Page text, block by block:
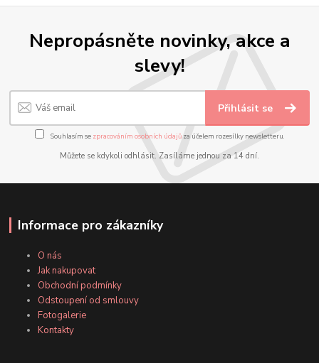
Nepropásněte novinky, akce a
slevy!
Přihlásit se
Souhlasím se zpracováním osobních údajůza účelem rozesílky newsletteru.
Můžete se kdykoli odhlásit. Zasíláme jednou za 14 dní.
Informace pro zákazníky
O nás
Jak nakupovat
Obchodní podmínky
Odstoupení od smlouvy
Fotogalerie
Kontakty